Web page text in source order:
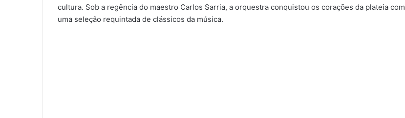
cultura. Sob a regência do maestro Carlos Sarria, a orquestra conquistou os corações da plateia com
uma seleção requintada de clássicos da música.